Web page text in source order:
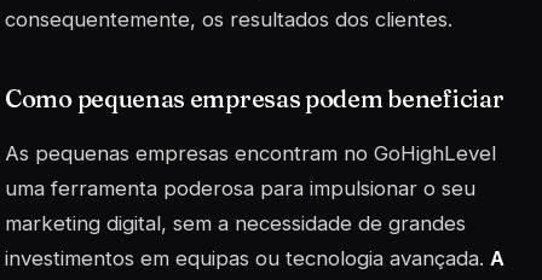
consequentemente, os resultados dos clientes.
Como pequenas empresas podem beneficiar
As pequenas empresas encontram no GoHighLevel
uma ferramenta poderosa para impulsionar o seu
marketing digital, sem a necessidade de grandes
investimentos em equipas ou tecnologia avançada. A